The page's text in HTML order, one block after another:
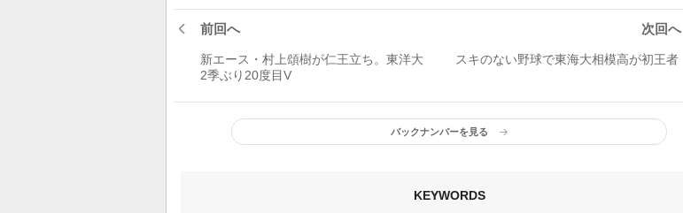
前回へ
新エース・村上頌樹が仁王立ち。東洋大
2季ぶり20度目V
次回へ
スキのない野球で東海大相模高が初王者
バックナンバーを見る
KEYWORDS